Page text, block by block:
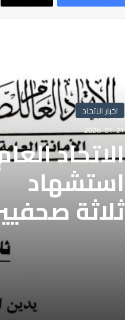
اخبار الاتحاد
2026-01-21
الاتحاد
ثلاثة
اخبار الاتحاد
2025-11-05
الاتحاد
قوات الدعم
الصحفيين